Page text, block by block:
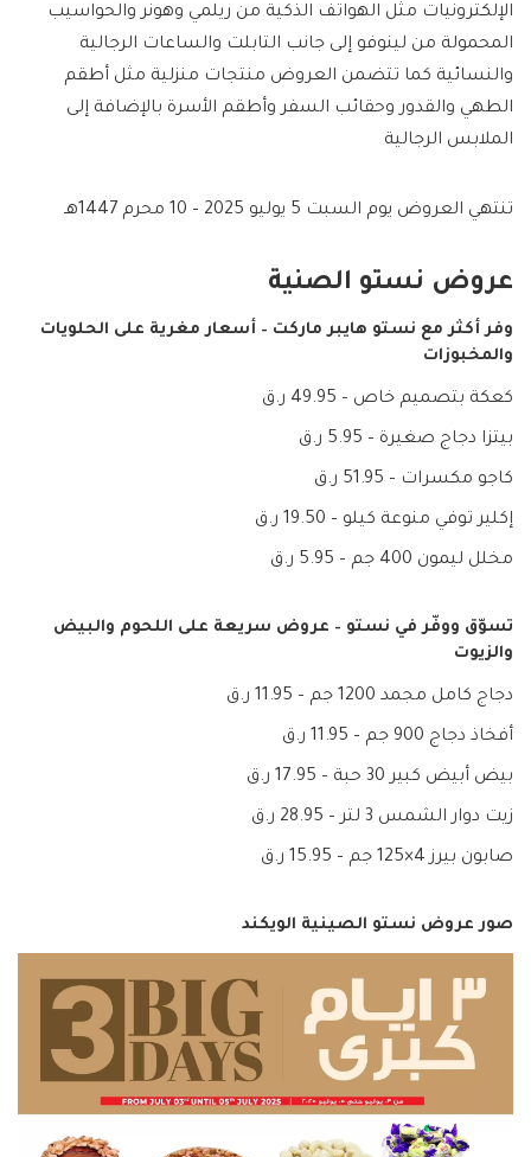
الإلكترونيات مثل الهواتف الذكية من ريلمي وهونر والحواسيب
المحمولة من لينوفو إلى جانب التابلت والساعات الرجالية
والنسائية كما تتضمن العروض منتجات منزلية مثل أطقم
الطهي والقدور وحقائب السفر وأطقم الأسرة بالإضافة إلى
الملابس الرجالية
تنتهي العروض يوم السبت 5 يوليو 2025 – 10 محرم 1447هـ
عروض نستو الصنية
وفر أكثر مع نستو هايبر ماركت – أسعار مغرية على الحلويات
والمخبوزات
كعكة بتصميم خاص – 49.95 ر.ق
بيتزا دجاج صغيرة – 5.95 ر.ق
كاجو مكسرات – 51.95 ر.ق
إكلير توفي منوعة كيلو – 19.50 ر.ق
مخلل ليمون 400 جم – 5.95 ر.ق
تسوّق ووفّر في نستو – عروض سريعة على اللحوم والبيض
والزيوت
دجاج كامل مجمد 1200 جم – 11.95 ر.ق
أفخاذ دجاج 900 جم – 11.95 ر.ق
بيض أبيض كبير 30 حبة – 17.95 ر.ق
زيت دوار الشمس 3 لتر – 28.95 ر.ق
صابون بيرز 4×125 جم – 15.95 ر.ق
صور عروض نستو الصينية الويكند